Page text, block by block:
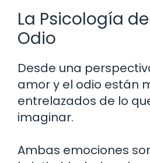
La Psicología
Odio
Desde una
amor y el odio están
entrelazados de lo
imaginar.
Ambas emociones